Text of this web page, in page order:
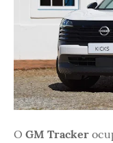
O GM Tracker